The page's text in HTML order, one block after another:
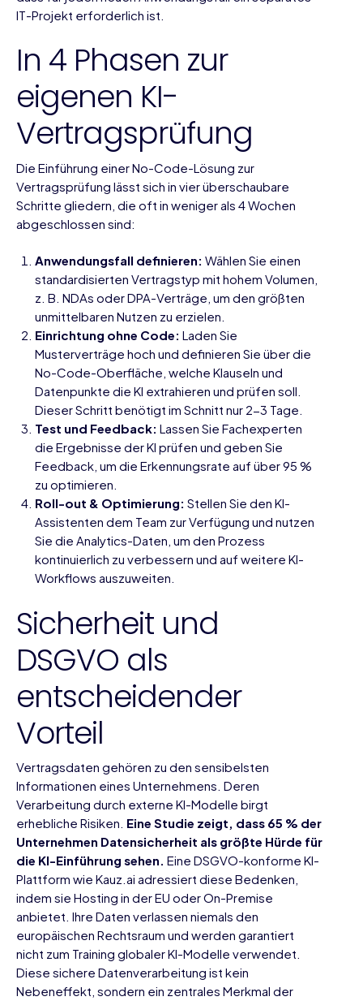
IT-Projekt erforderlich ist.
In 4 Phasen zur
eigenen KI-
Vertragsprüfung
Die Einführung einer No-Code-Lösung zur
Vertragsprüfung lässt sich in vier überschaubare
Schritte gliedern, die oft in weniger als 4 Wochen
abgeschlossen sind:
Anwendungsfall definieren: Wählen Sie einen
standardisierten Vertragstyp mit hohem Volumen,
z. B. NDAs oder DPA-Verträge, um den größten
unmittelbaren Nutzen zu erzielen.
Einrichtung ohne Code: Laden Sie
Musterverträge hoch und definieren Sie über die
No-Code-Oberfläche, welche Klauseln und
Datenpunkte die KI extrahieren und prüfen soll.
Dieser Schritt benötigt im Schnitt nur 2-3 Tage.
Test und Feedback: Lassen Sie Fachexperten
die Ergebnisse der KI prüfen und geben Sie
Feedback, um die Erkennungsrate auf über 95 %
zu optimieren.
Roll-out & Optimierung: Stellen Sie den KI-
Assistenten dem Team zur Verfügung und nutzen
Sie die Analytics-Daten, um den Prozess
kontinuierlich zu verbessern und auf weitere KI-
Workflows auszuweiten.
Sicherheit und
DSGVO als
entscheidender
Vorteil
Vertragsdaten gehören zu den sensibelsten
Informationen eines Unternehmens. Deren
Verarbeitung durch externe KI-Modelle birgt
erhebliche Risiken. Eine Studie zeigt, dass 65 % der
Unternehmen Datensicherheit als größte Hürde für
die KI-Einführung sehen. Eine DSGVO-konforme KI-
Plattform wie Kauz.ai adressiert diese Bedenken,
indem sie Hosting in der EU oder On-Premise
anbietet. Ihre Daten verlassen niemals den
europäischen Rechtsraum und werden garantiert
nicht zum Training globaler KI-Modelle verwendet.
Diese sichere Datenverarbeitung ist kein
Nebeneffekt, sondern ein zentrales Merkmal der